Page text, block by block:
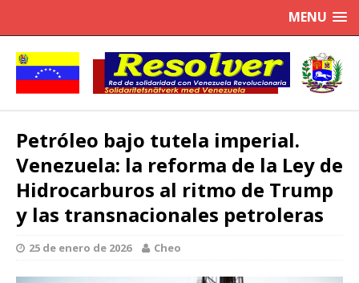
MENU
Petróleo bajo tutela imperial.
Venezuela: la reforma de la Ley de
Hidrocarburos al ritmo de Trump
y las transnacionales petroleras
25 de enero de 2026 Cheo